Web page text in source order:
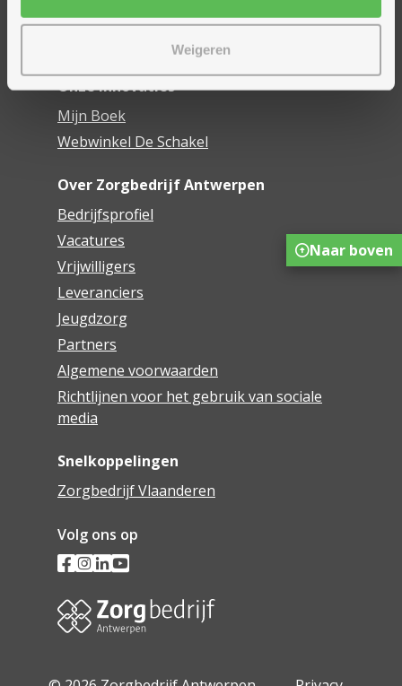
Weigeren
Financieel comfort
Onze innovaties
Mijn Boek
Webwinkel De Schakel
Over Zorgbedrijf Antwerpen
Bedrijfsprofiel
Vacatures
Vrijwilligers
Leveranciers
Jeugdzorg
Partners
Algemene voorwaarden
Richtlijnen voor het gebruik van sociale
media
Snelkoppelingen
Zorgbedrijf Vlaanderen
Volg ons op
Naar boven